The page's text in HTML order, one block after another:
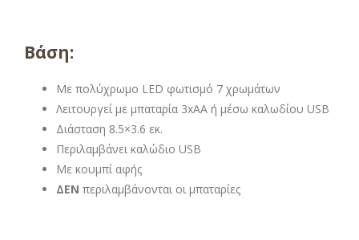
Βάση:
Με πολύχρωμο LED φωτισμό 7 χρωμάτων
Λειτουργεί με μπαταρία 3xAA ή μέσω καλωδίου USB
Διάσταση 8.5×3.6 εκ.
Περιλαμβάνει καλώδιο USB
Με κουμπί αφής
ΔΕΝ περιλαμβάνονται οι μπαταρίες